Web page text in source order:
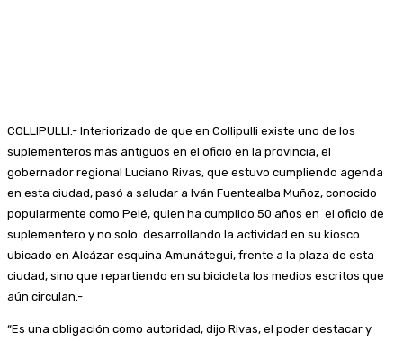
COLLIPULLI.- Interiorizado de que en Collipulli existe uno de los
suplementeros más antiguos en el oficio en la provincia, el
gobernador regional Luciano Rivas, que estuvo cumpliendo agenda
en esta ciudad, pasó a saludar a Iván Fuentealba Muñoz, conocido
popularmente como Pelé, quien ha cumplido 50 años en el oficio de
suplementero y no solo desarrollando la actividad en su kiosco
ubicado en Alcázar esquina Amunátegui, frente a la plaza de esta
ciudad, sino que repartiendo en su bicicleta los medios escritos que
aún circulan.-
“Es una obligación como autoridad, dijo Rivas, el poder destacar y